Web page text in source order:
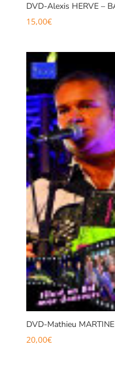
DVD-Alexis HERVE –
15,00€
DVD-Mathieu
20,00€